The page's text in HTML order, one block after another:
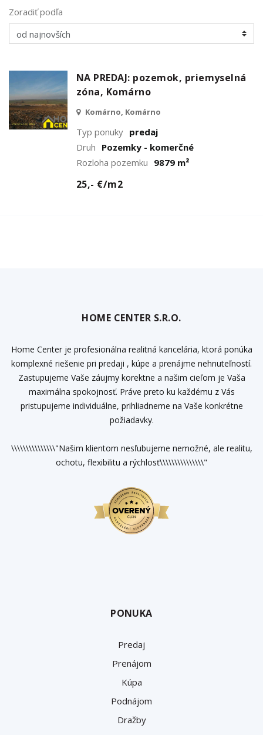
Zoradiť podľa
NA PREDAJ: pozemok, priemyselná
zóna, Komárno
Komárno, Komárno
Typ ponuky predaj
Druh Pozemky - komerčné
Rozloha pozemku 9879 m²
25,- €/m2
HOME CENTER S.R.O.
Home Center je profesionálna realitná kancelária, ktorá ponúka
komplexné riešenie pri predaji , kúpe a prenájme nehnuteľností.
Zastupujeme Vaše záujmy korektne a našim cieľom je Vaša
maximálna spokojnosť. Práve preto ku každému z Vás
pristupujeme individuálne, prihliadneme na Vaše konkrétne
požiadavky.
\\\\\\\\\\\\\\\"Našim klientom nesľubujeme nemožné, ale realitu,
ochotu, flexibilitu a rýchlosť\\\\\\\\\\\\\\\"
PONUKA
Predaj
Prenájom
Kúpa
Podnájom
Dražby